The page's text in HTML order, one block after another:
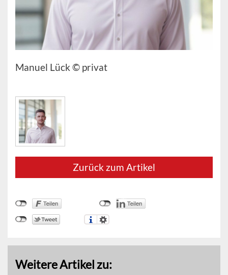
Manuel Lück © privat
Zurück zum Artikel
Weitere Artikel zu: